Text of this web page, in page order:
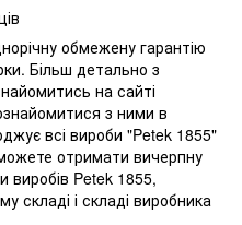
обмежену гарантію
Більш детально з
на сайті
з ними в
всі вироби "Petek 1855"
отримати вичерпну
виробів Petek 1855,
складі і складі виробника